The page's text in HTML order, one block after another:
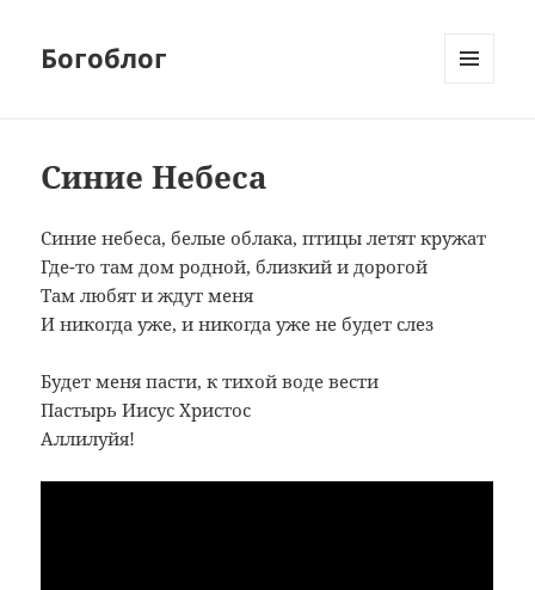
Богоблог
Синие Небеса
Синие небеса, белые облака, птицы летят кружат
Где-то там дом родной, близкий и дорогой
Там любят и ждут меня
И никогда уже, и никогда уже не будет слез
Будет меня пасти, к тихой воде вести
Пастырь Иисус Христос
Аллилуйя!